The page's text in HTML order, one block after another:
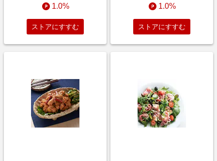
1.0%
ストアにすすむ
1.0%
ストアにすすむ